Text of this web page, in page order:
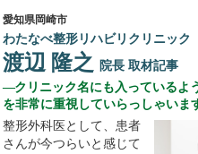
愛知県岡崎市
わたなべ整形リハビリクリニック
渡辺 隆之 院長 取材記事
クリニック名にも入っているよ
を非常に重視していらっしゃいま
整形外科医として、患者
さんが今つらいと感じて